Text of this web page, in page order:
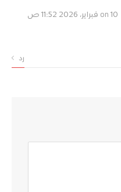
10 فبراير، 2026 11:52 ص
رد